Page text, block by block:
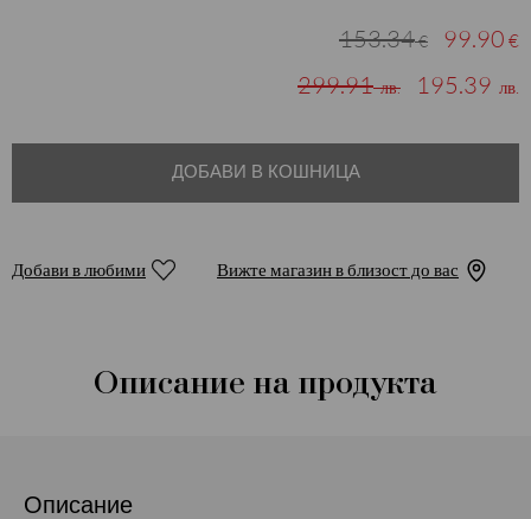
153.34€ 99.90 €
299.91лв. 195.39 лв.
ДОБАВИ В КОШНИЦА
Добави в любими Вижте магазин в близост до вас
Описание на продукта
Описание